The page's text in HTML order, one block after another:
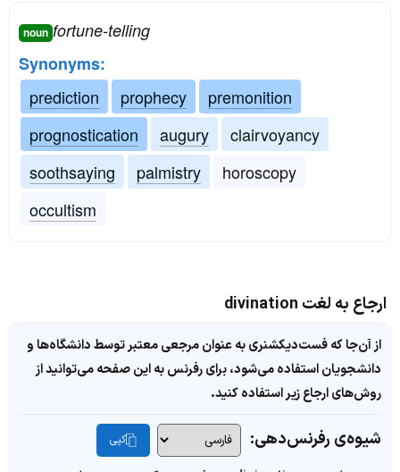
noun fortune-telling
Synonyms:
prediction
prophecy
premonition
prognostication
augury
clairvoyancy
soothsaying
palmistry
horoscopy
occultism
ارجاع به لغت divination
از آن‌جا که فست‌دیکشنری به عنوان مرجعی معتبر توسط دانشگاه‌ها و
دانشجویان استفاده می‌شود، برای رفرنس به این صفحه می‌توانید از
روش‌های ارجاع زیر استفاده کنید.
شیوه‌ی رفرنس‌دهی: کپی